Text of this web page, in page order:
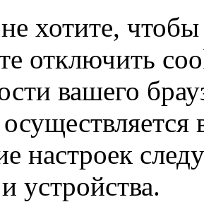
хотите,
отключить
вашего
настроек
устройства.